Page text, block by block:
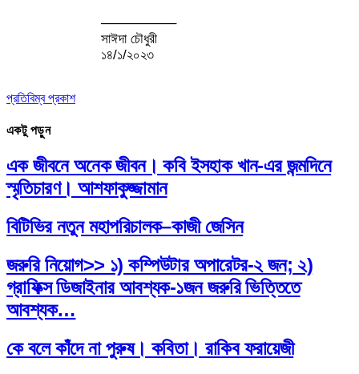
—————–
সাঈদা চৌধুরী
১৪/১/২০২৩
প্রতিবিম্ব প্রকাশ
একটু পড়ুন
এক জীবনে অনেক জীবন। কবি ইসহাক খান-এর জন্মদিনে
স্মৃতিচারণ। আশফাকুজ্জামান
বিটিভির নতুন মহাপরিচালক–কাজী জেসিন
জরুরি নিয়োগ>> ১) কম্পিউটার অপারেটর-২ জন; ২)
গ্রাফিক্স ডিজাইনার আবশ্যক-১জন জরুরি ভিত্তিতে
আবশ্যক…
কে বলে কাঁদে না পুরুষ। কবিতা। রাকিব ফরায়েজী